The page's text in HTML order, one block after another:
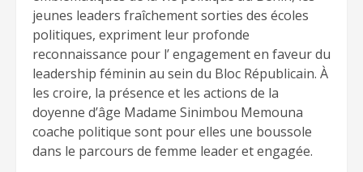
jeunes leaders fraîchement sorties des écoles
politiques, expriment leur profonde
reconnaissance pour l’ engagement en faveur du
leadership féminin au sein du Bloc Républicain. À
les croire, la présence et les actions de la
doyenne d’âge Madame Sinimbou Memouna
coache politique sont pour elles une boussole
dans le parcours de femme leader et engagée.